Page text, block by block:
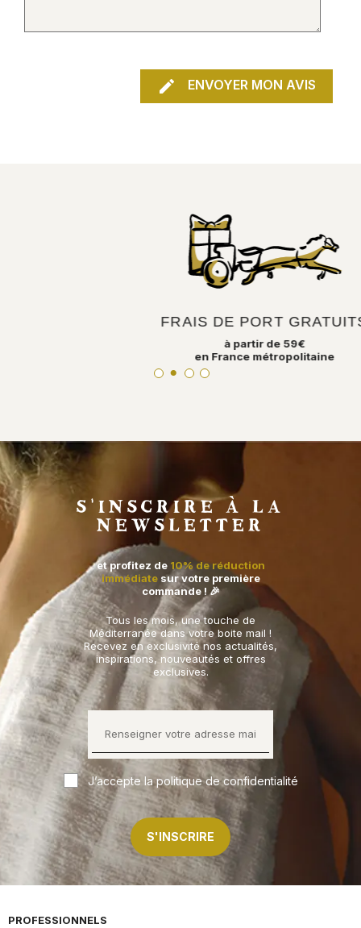
 ENVOYER MON AVIS
FRAIS DE PORT GRATUITS
en France métropolitaine
S'INSCRIRE À LA
NEWSLETTER
et profitez de 10% de réduction
immédiatesur votre première
commande ! 🎉
Tous les mois, une touche de
Méditerranée dans votre boite mail !
Recevez en exclusivité nos actualités,
inspirations, nouveautés et offres
exclusives.
S'INSCRIRE
J’accepte la politique de confidentialité
PROFESSIONNELS